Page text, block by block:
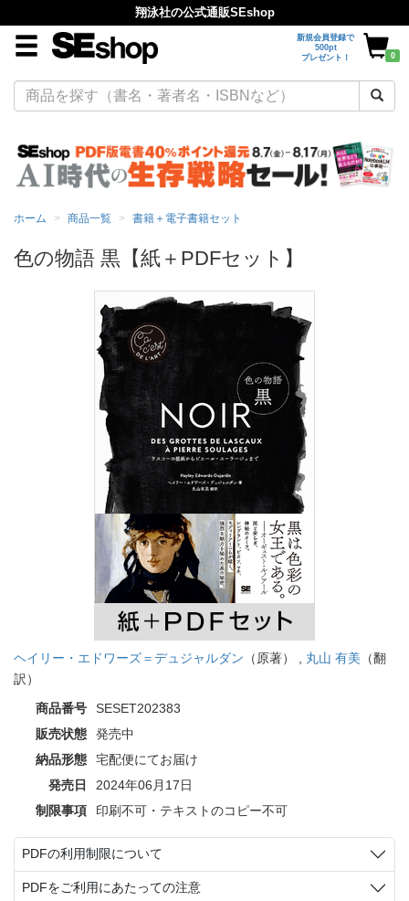
翔泳社の公式通販SEshop
新規会員登録で
500pt
プレゼント！
0
ホーム 商品一覧 書籍＋電子書籍セット
色の物語 黒【紙＋PDFセット】
ヘイリー・エドワーズ＝デュジャルダン （原著） , 丸山 有美 （翻
訳）
商品番号
SESET202383
販売状態
発売中
納品形態
宅配便にてお届け
発売日
2024年06月17日
制限事項
印刷不可・テキストのコピー不可
PDFの利用制限について
PDFをご利用にあたっての注意